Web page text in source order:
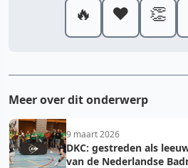
🔥 ❤️ 👏
Meer over dit onderwerp
9 maart 2026
DKC: gestreden als
van de Nederlandse